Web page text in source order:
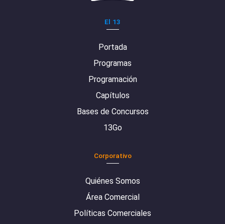
El 13
Portada
Programas
Programación
Capítulos
Bases de Concursos
13Go
Corporativo
Quiénes Somos
Área Comercial
Políticas Comerciales